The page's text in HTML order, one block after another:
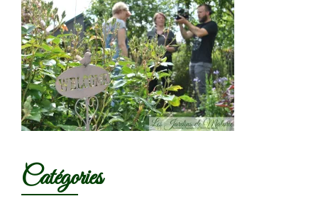
Catégories